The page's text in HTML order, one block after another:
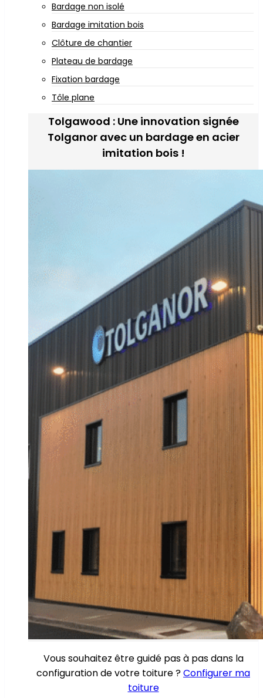
Bardage non isolé
Bardage imitation bois
Clôture de chantier
Plateau de bardage
Fixation bardage
Tôle plane
Tolgawood : Une innovation signée
Tolganor avec un bardage en acier
imitation bois !
Vous souhaitez être guidé pas à pas dans la
configuration de votre toiture ?Configurer ma
toiture